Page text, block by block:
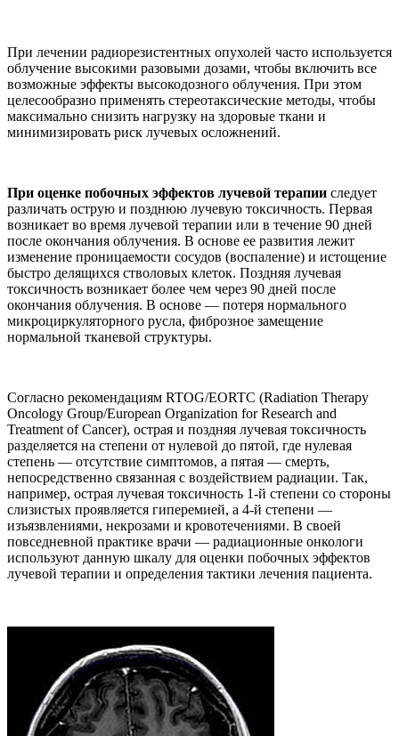
При лечении радиорезистентных опухолей часто используется
облучение высокими разовыми дозами, чтобы включить все
возможные эффекты высокодозного облучения. При этом
целесообразно применять стереотаксические методы, чтобы
максимально снизить нагрузку на здоровые ткани и
минимизировать риск лучевых осложнений.
При оценке побочных эффектов лучевой терапии следует
различать острую и позднюю лучевую токсичность. Первая
возникает во время лучевой терапии или в течение 90 дней
после окончания облучения. В основе ее развития лежит
изменение проницаемости сосудов (воспаление) и истощение
быстро делящихся стволовых клеток. Поздняя лучевая
токсичность возникает более чем через 90 дней после
окончания облучения. В основе — потеря нормального
микроциркуляторного русла, фиброзное замещение
нормальной тканевой структуры.
Согласно рекомендациям RTOG/EORTC (Radiation Therapy
Oncology Group/European Organization for Research and
Treatment of Cancer), острая и поздняя лучевая токсичность
разделяется на степени от нулевой до пятой, где нулевая
степень — отсутствие симптомов, а пятая — смерть,
непосредственно связанная с воздействием радиации. Так,
например, острая лучевая токсичность 1-й степени со стороны
слизистых проявляется гиперемией, а 4-й степени —
изъязвлениями, некрозами и кровотечениями. В своей
повседневной практике врачи — радиационные онкологи
используют данную шкалу для оценки побочных эффектов
лучевой терапии и определения тактики лечения пациента.